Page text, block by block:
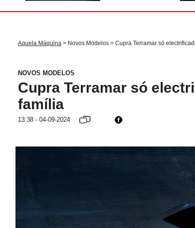
Aquela Máquina > Novos Modelos > Cupra Terramar só
NOVOS MODELOS
Cupra Terramar só
família
13:38 - 04-09-2024